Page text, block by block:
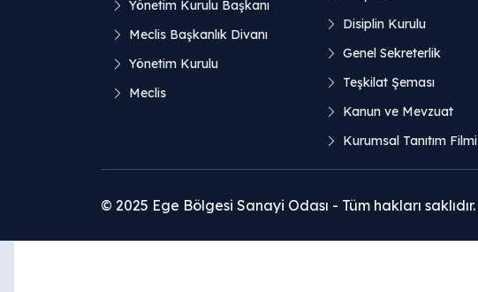
Yönetim Kurulu Başkanı
Meclis Başkanlık Divanı
Yönetim Kurulu
Meclis
Disiplin Kurulu
Genel Sekreterlik
Teşkilat Şeması
Kanun ve Mevzuat
Kurumsal Tanıtım Filmi
© 2025 Ege Bölgesi Sanayi Odası - Tüm hakları saklıdır.